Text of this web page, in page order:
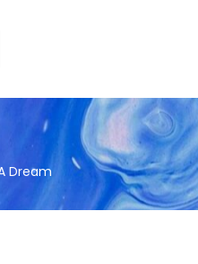
Dream